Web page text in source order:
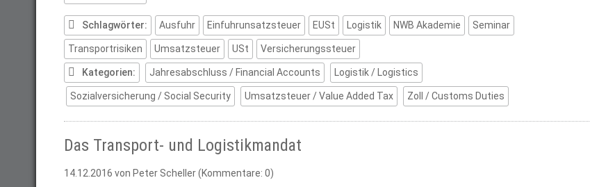
Transport-
und
Logistikmandat
Schlagwörter: Ausfuhr Einfuhrunsatzsteuer EUSt Logistik NWB Akademie Seminar
Transportrisiken Umsatzsteuer USt Versicherungssteuer
Kategorien: Jahresabschluss / Financial Accounts Logistik / Logistics
Sozialversicherung / Social Security Umsatzsteuer / Value Added Tax Zoll / Customs Duties
Das Transport- und Logistikmandat
14.12.2016 von Peter Scheller (Kommentare: 0)